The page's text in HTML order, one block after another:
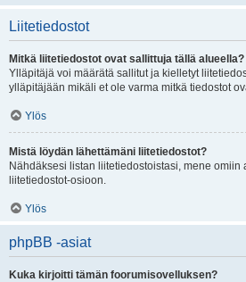
Liitetiedostot
Mitkä liitetiedostot ovat sallittuja tällä alueella?
Ylläpitäjä voi määrätä sallitut ja kielletyt
ylläpitäjään mikäli et ole varma mitkä tiedostot
Ylös
Mistä löydän lähettämäni liitetiedostot?
Nähdäksesi listan liitetiedostoistasi, mene
liitetiedostot-osioon.
Ylös
phpBB -asiat
Kuka kirjoitti tämän foorumisovelluksen?